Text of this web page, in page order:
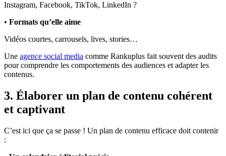
Instagram, Facebook, TikTok, LinkedIn ?
• Formats qu’elle aime
Vidéos courtes, carrousels, lives, stories…
Une agence social media comme Rankuplus fait souvent des audits
pour comprendre les comportements des audiences et adapter les
contenus.
3. Élaborer un plan de contenu cohérent
et captivant
C’est ici que ça se passe ! Un plan de contenu efficace doit contenir
: